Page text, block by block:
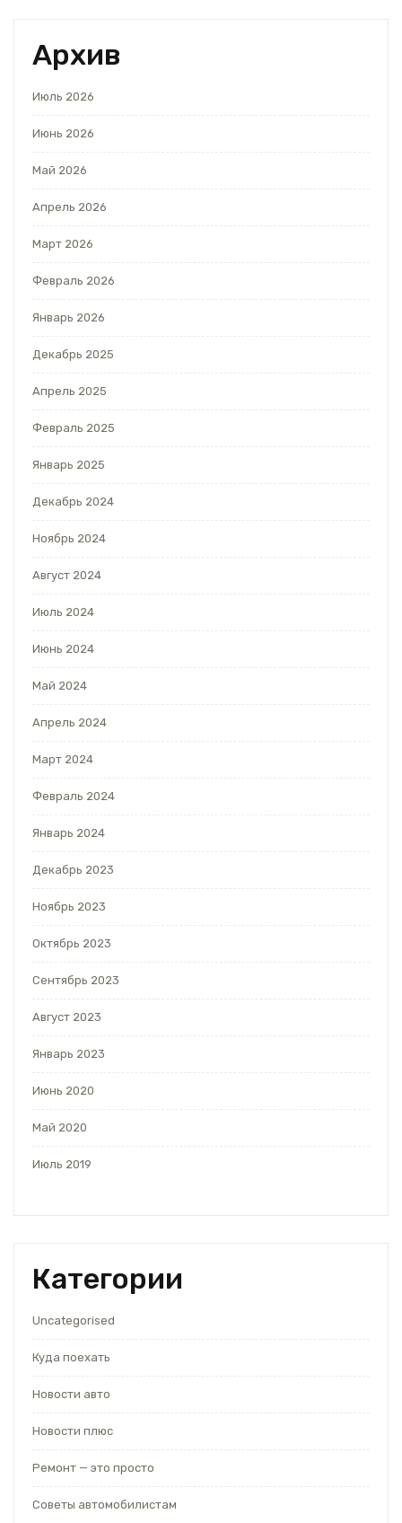
Архив
Июль 2026
Июнь 2026
Май 2026
Апрель 2026
Март 2026
Февраль 2026
Январь 2026
Декабрь 2025
Апрель 2025
Февраль 2025
Январь 2025
Декабрь 2024
Ноябрь 2024
Август 2024
Июль 2024
Июнь 2024
Май 2024
Апрель 2024
Март 2024
Февраль 2024
Январь 2024
Декабрь 2023
Ноябрь 2023
Октябрь 2023
Сентябрь 2023
Август 2023
Январь 2023
Июнь 2020
Май 2020
Июль 2019
Категории
Uncategorised
Куда поехать
Новости авто
Новости плюс
Ремонт — это просто
Советы автомобилистам